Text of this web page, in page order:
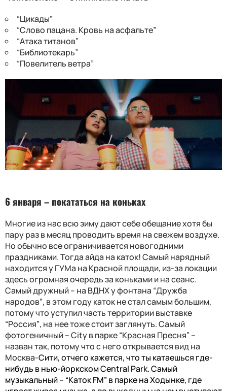
“Цикады”
“Слово пацана. Кровь на асфальте”
“Атака титанов”
“Библиотекарь”
“Повелитель ветра”
6 января – покататься на коньках
Многие из насвсю зиму дают себе обещание хотя бы
пару разв месяц проводить время на свежем воздухе.
Нообычно всеограничивается новогодними
праздниками.Тогда айда на каток!Самый нарядный
находится у ГУМа на Красной площади, из-за локации
здесьогромнаяочередь за коньками и на сеанс.
Самый дружный– на ВДНХ у фонтана “Дружба
народов”, в этом году каток не стал самым большим,
потому что уступил часть территории выставке
“Россия”, на нее тоже стоит заглянуть. Самый
фотогеничный–City в парке“Красная Пресня” –
назван так, потому что с него открывается вид на
Москва-Сити, отчего кажется, что ты катаешься где-
нибудь в нью-йоркскомCentral Park.Самый
музыкальный– “Каток FM”в парке на Ходынке, где